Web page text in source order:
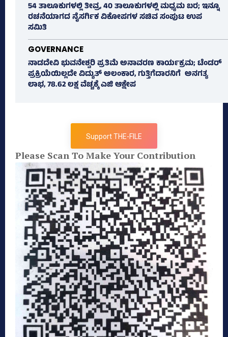
54 ತಾಲೂಕುಗಳಲ್ಲಿ ತೀವ್ರ, 40 ತಾಲೂಕುಗಳಲ್ಲಿ ಮಧ್ಯಮ ಬರ; ಇನ್ನೂ
ರಚನೆಯಾಗದ ನೈಸರ್ಗಿಕ ವಿಕೋಪಗಳ ಸಚಿವ ಸಂಪುಟ ಉಪ
ಸಮಿತಿ
GOVERNANCE
ನಾಡದೇವಿ ಭುವನೇಶ್ವರಿ ಪ್ರತಿಮೆ ಅನಾವರಣ ಕಾರ್ಯಕ್ರಮ; ಟೆಂಡರ್
ಪ್ರಕ್ರಿಯೆಯಿಲ್ಲದೇ ವಿದ್ಯುತ್‌ ಅಲಂಕಾರ, ಗುತ್ತಿಗೆದಾರನಿಗೆ ಅನಗತ್ಯ
ಲಾಭ, 78.62 ಲಕ್ಷ ವೆಚ್ಚಕ್ಕೆ ಎಜಿ ಆಕ್ಷೇಪ
Support THE-FILE
Please Scan To Make Your Contribution